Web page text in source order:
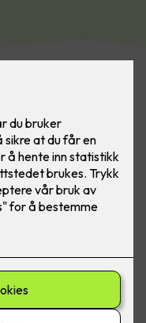
til å ville bruke så lite